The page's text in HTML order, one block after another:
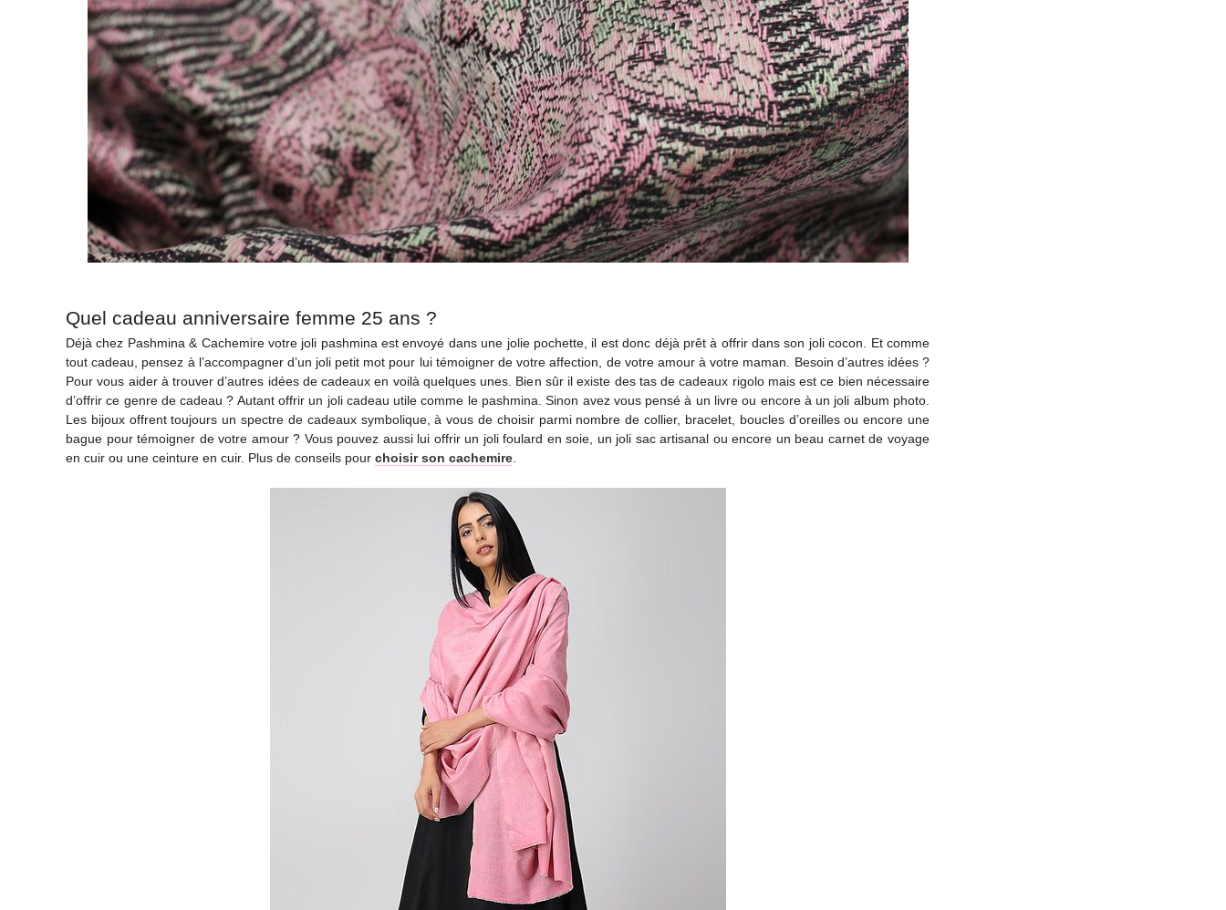
Quel cadeau anniversaire femme 25 ans ?
Déjà chez Pashmina & Cachemire votre joli pashmina est envoyé dans une jolie pochette, il est donc déjà prêt à offrir dans son joli cocon. Et comme
tout cadeau, pensez à l’accompagner d’un joli petit mot pour lui témoigner de votre affection, de votre amour à votre maman. Besoin d’autres idées ?
Pour vous aider à trouver d’autres idées de cadeaux en voilà quelques unes. Bien sûr il existe des tas de cadeaux rigolo mais est ce bien nécessaire
d’offrir ce genre de cadeau ? Autant offrir un joli cadeau utile comme le pashmina. Sinon avez vous pensé à un livre ou encore à un joli album photo.
Les bijoux offrent toujours un spectre de cadeaux symbolique, à vous de choisir parmi nombre de collier, bracelet, boucles d’oreilles ou encore une
bague pour témoigner de votre amour ? Vous pouvez aussi lui offrir un joli foulard en soie, un joli sac artisanal ou encore un beau carnet de voyage
en cuir ou une ceinture en cuir. Plus de conseils pour choisir son cachemire